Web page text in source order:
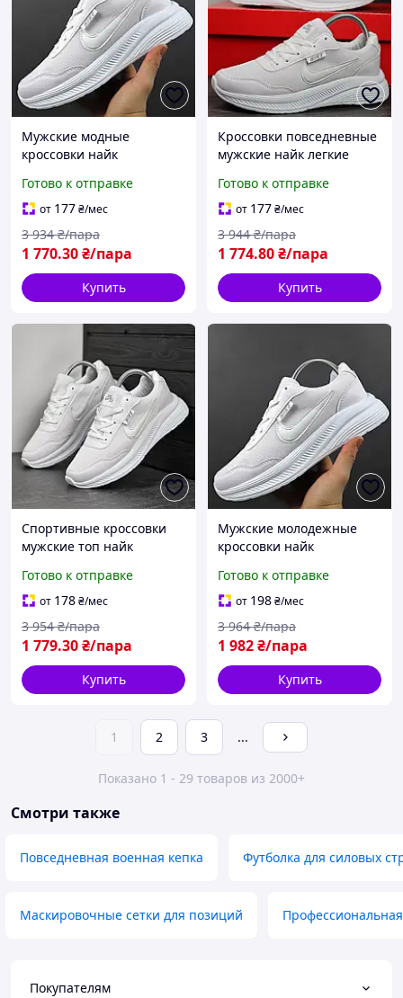
Мужские модные
кроссовки найк
118
Готово к отправке
от 177₴/мес
1 770.30₴/пара
3 934 ₴/пара
Купить
Кроссовки повседневные
мужские найк легкие
119
Готово к отправке
от 177₴/мес
1 774.80₴/пара
3 944 ₴/пара
Купить
Спортивные кроссовки
мужские топ найк
120
Готово к отправке
от 178₴/мес
1 779.30₴/пара
3 954 ₴/пара
Купить
Мужские молодежные
кроссовки найк
текстильные белые BLK-
121
Готово к отправке
от 198₴/мес
1 982₴/пара
3 964 ₴/пара
Купить
1 2 3 ...
Показано 1 - 29 товаров из 2000+
Смотри также
Повседневная военная кепка Футболка для силовых
Маскировочные сетки для позиций
Покупателям